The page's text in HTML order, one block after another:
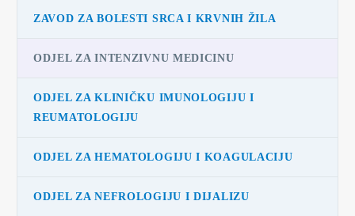
ZAVOD ZA BOLESTI SRCA I KRVNIH ŽILA
ODJEL ZA INTENZIVNU MEDICINU
ODJEL ZA KLINIČKU IMUNOLOGIJU I
REUMATOLOGIJU
ODJEL ZA HEMATOLOGIJU I KOAGULACIJU
ODJEL ZA NEFROLOGIJU I DIJALIZU